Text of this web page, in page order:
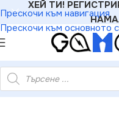
Прескочи към навигация
Прескочи към основното
ХЕЙ ТИ!
»Преходници»